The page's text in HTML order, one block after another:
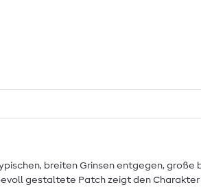
breiten Grinsen entgegen, große
gestaltete Patch zeigt den Charakter